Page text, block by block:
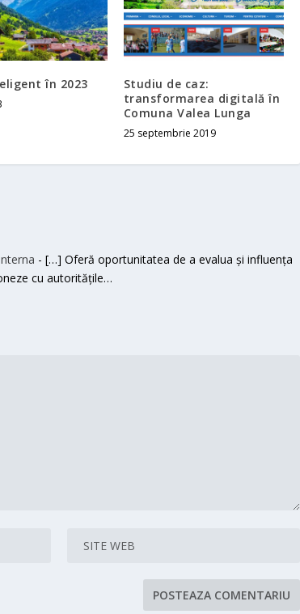
în 2023
Studiu de caz:
transformarea digitală în
Comuna Valea Lunga
25 septembrie 2019
- […] Oferă oportunitatea de a evalua și influența
cu autoritățile…